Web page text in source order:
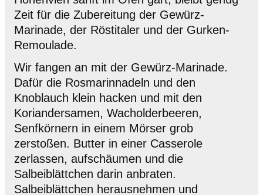
Zeit für die Zubereitung der Gewürz-
Marinade, der Röstitaler und der Gurken-
Remoulade.
Wir fangen an mit der Gewürz-Marinade.
Dafür die Rosmarinnadeln und den
Knoblauch klein hacken und mit den
Koriandersamen, Wacholderbeeren,
Senfkörnern in einem Mörser grob
zerstoßen. Butter in einer Casserole
zerlassen, aufschäumen und die
Salbeiblättchen darin anbraten.
Salbeiblättchen herausnehmen und